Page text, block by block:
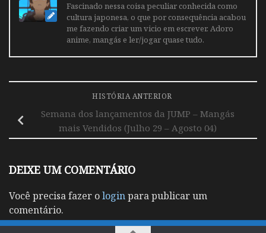
Fascinado nessa coisa peculiar conhecida como
cultura japonesa, o que por consequência acabou
me fazendo criar um vicio em escrever. Adoro
anime, mangás e ler/jogar quase tudo.
HISTÓRIA ANTERIOR
Semana dos lançamentos da JUMP – Mangás
mais Vendidos (Julho 29 – Agosto 04)
DEIXE UM COMENTÁRIO
Você precisa fazer ologinpara publicar um
comentário.